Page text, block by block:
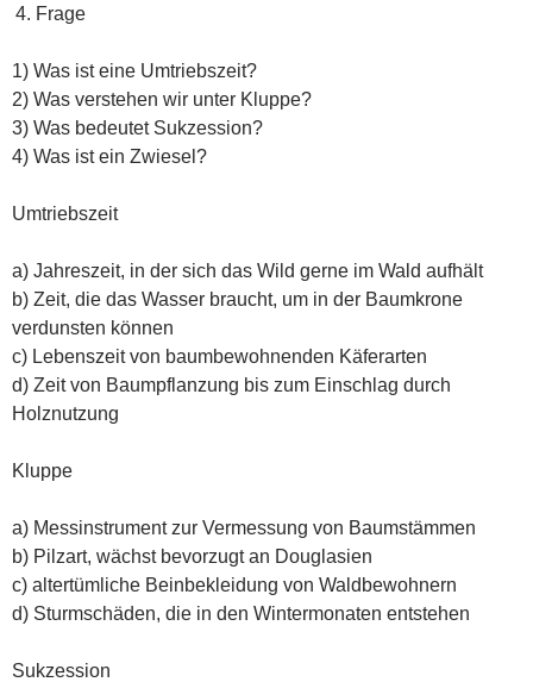
Frage
1) Was ist eine Umtriebszeit?
2) Was verstehen wir unter Kluppe?
3) Was bedeutet Sukzession?
4) Was ist ein Zwiesel?
Umtriebszeit
a) Jahreszeit, in der sich das Wild gerne im Wald aufhält
b) Zeit, die das Wasser braucht, um in der Baumkrone
verdunsten können
c) Lebenszeit von baumbewohnenden Käferarten
d) Zeit von Baumpflanzung bis zum Einschlag durch
Holznutzung
Kluppe
a) Messinstrument zur Vermessung von Baumstämmen
b) Pilzart, wächst bevorzugt an Douglasien
c) altertümliche Beinbekleidung von Waldbewohnern
d) Sturmschäden, die in den Wintermonaten entstehen
Sukzession